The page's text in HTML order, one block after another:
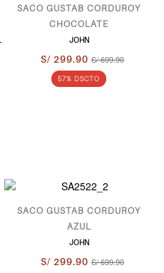
SACO GUSTAB CORDUROY
CHOCOLATE
JOHN
S/ 299.90 S/ 699.90
57% DSCTO
SACO GUSTAB CORDUROY
AZUL
JOHN
S/ 299.90 S/ 699.90